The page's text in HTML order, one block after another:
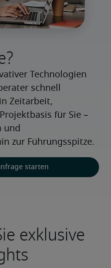
Technologien
schnell
Zeitarbeit,
für Sie –
und
zur Führungsspitze.
starten
exklusive